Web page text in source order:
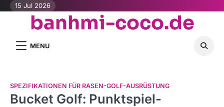
Skip15 Jul 2026
banhmi-coco.de
MENU
SPEZIFIKATIONEN FÜR RASEN-GOLF-AUSRÜSTUNG
Bucket Golf: Punktspiel-